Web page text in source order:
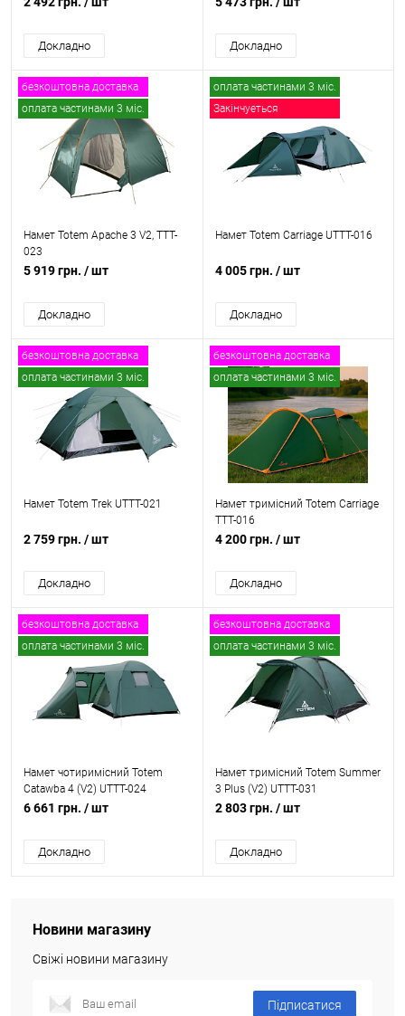
Докладно Докладно
безкоштовна доставка
оплата частинами 3 міс.
Намет Totem Apache 3 V2, TTT-
023
5 919 грн. / шт
Докладно
оплата частинами 3 міс.
Закінчуеться
безкоштовна доставка
Намет Totem Carriage UTTT-016
4 005 грн. / шт
Докладно
безкоштовна доставка
оплата частинами 3 міс.
Намет Totem Trek UTTT-021
2 759 грн. / шт
Докладно
безкоштовна доставка
оплата частинами 3 міс.
Намет тримісний Totem Carriage
TTT-016
4 200 грн. / шт
Докладно
безкоштовна доставка
оплата частинами 3 міс.
Намет чотиримісний Totem
Catawba 4 (V2) UTTT-024
6 661 грн. / шт
Докладно
безкоштовна доставка
оплата частинами 3 міс.
Намет тримісний Totem Summer
3 Plus (V2) UTTT-031
2 803 грн. / шт
Докладно
Новини магазину
Свіжі новини магазину
Підписатися